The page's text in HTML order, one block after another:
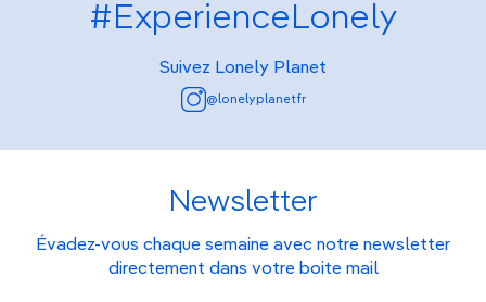
#ExperienceLonely
Suivez Lonely Planet
@lonelyplanetfr
Newsletter
Évadez-vous chaque semaine avec notre newsletter
directement dans votre boite mail